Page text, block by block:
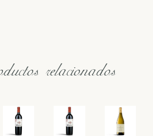
relacionados